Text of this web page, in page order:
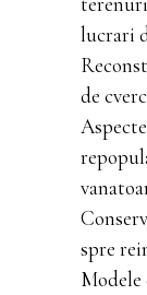
lucrari
de
spre